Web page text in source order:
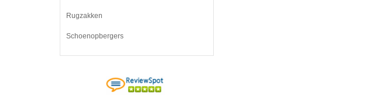
Rugzakken
Schoenopbergers